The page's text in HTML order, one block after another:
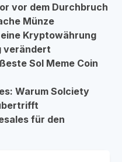
vor dem Durchbruch
Münze
eine Kryptowährung
verändert
Sol Meme Coin
Warum Solciety
für den